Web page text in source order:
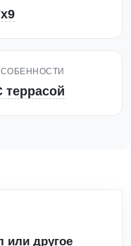
террасой
или другое